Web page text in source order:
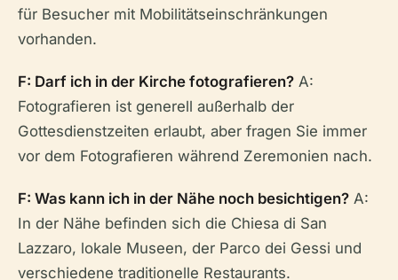
für Besucher mit Mobilitätseinschränkungen
vorhanden.
F: Darf ich in der Kirche fotografieren? A:
Fotografieren ist generell außerhalb der
Gottesdienstzeiten erlaubt, aber fragen Sie immer
vor dem Fotografieren während Zeremonien nach.
F: Was kann ich in der Nähe noch besichtigen? A:
In der Nähe befinden sich die Chiesa di San
Lazzaro, lokale Museen, der Parco dei Gessi und
verschiedene traditionelle Restaurants.